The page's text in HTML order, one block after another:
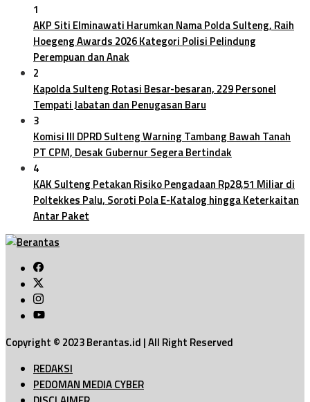
1
AKP Siti Elminawati Harumkan Nama Polda Sulteng, Raih
Hoegeng Awards 2026 Kategori Polisi Pelindung
Perempuan dan Anak
2
Kapolda Sulteng Rotasi Besar-besaran, 229 Personel
Tempati Jabatan dan Penugasan Baru
3
Komisi III DPRD Sulteng Warning Tambang Bawah Tanah
PT CPM, Desak Gubernur Segera Bertindak
4
KAK Sulteng Petakan Risiko Pengadaan Rp28,51 Miliar di
Poltekkes Palu, Soroti Pola E-Katalog hingga Keterkaitan
Antar Paket
Copyright © 2023 Berantas.id | All Right Reserved
REDAKSI
PEDOMAN MEDIA CYBER